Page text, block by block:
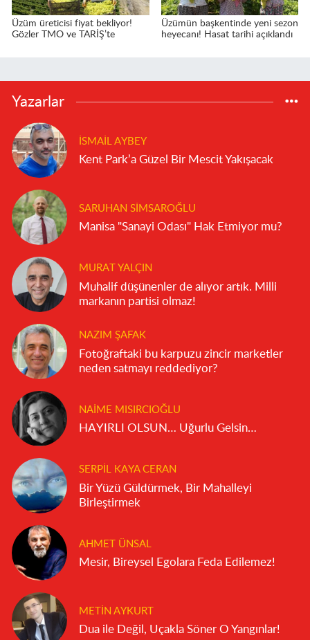
Üzüm üreticisi fiyat bekliyor!
Gözler TMO ve TARİŞ’te
Üzümün başkentinde yeni sezon
heyecanı! Hasat tarihi açıklandı
Yazarlar
İSMAIL AYBEY
Kent Park’a Güzel Bir Mescit Yakışacak
SARUHAN SIMSAROĞLU
Manisa "Sanayi Odası" Hak Etmiyor mu?
MURAT YALÇIN
Muhalif düşünenler de alıyor artık. Milli
markanın partisi olmaz!
NAZIM ŞAFAK
Fotoğraftaki bu karpuzu zincir marketler
neden satmayı reddediyor?
NAIME MISIRCIOĞLU
HAYIRLI OLSUN… Uğurlu Gelsin…
SERPIL KAYA CERAN
Bir Yüzü Güldürmek, Bir Mahalleyi
Birleştirmek
AHMET ÜNSAL
Mesir, Bireysel Egolara Feda Edilemez!
METIN AYKURT
Dua ile Değil, Uçakla Söner O Yangınlar!